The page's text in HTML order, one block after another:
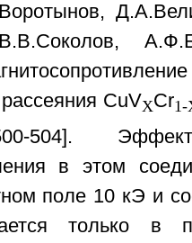
CuVXCr1-
Эффект
в этом
поле 10 кЭ и
только в